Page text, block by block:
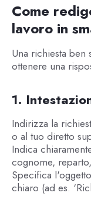
Come
lavoro in
Una richiesta ben
ottenere una
1.
Indirizza la
o al tuo diretto
Indica
cognome,
Specifica
chiaro (ad es.